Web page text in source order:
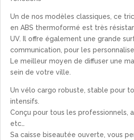
Un de nos modèles classiques, ce
en ABS thermoformé est très
UV. Il offre également une grande
communication, pour les
Le meilleur moyen de diffuser une
sein de votre ville.
Un vélo cargo robuste, stable pour
intensifs.
Conçu pour tous les professionnels,
etc…
Sa caisse biseautée ouverte, vous